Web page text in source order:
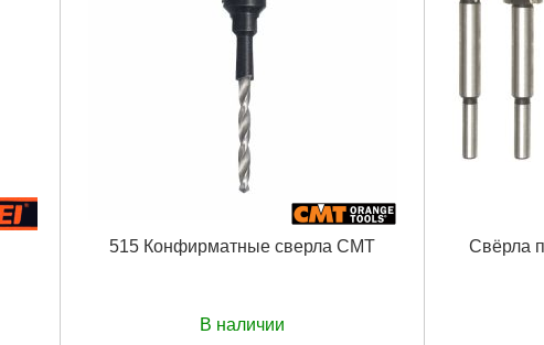
515 Конфирматные сверла CMT
В наличии
Свёрла